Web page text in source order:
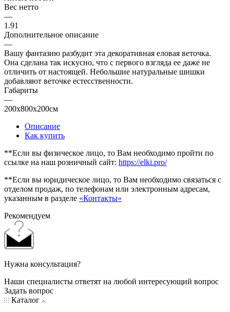
Вес нетто
—
1.91
Дополнительное описание
—
Вашу фантазию разбудит эта декоративная еловая веточка.
Она сделана так искусно, что с первого взгляда ее даже не
отличить от настоящей. Небольшие натуральные шишки
добавляют веточке естесственности.
Габариты
—
200x800x200см
Описание
Как купить
**Если вы физическое лицо, то Вам необходимо пройти по
ссылке на наш розничный сайт: https://elki.pro/
**Если вы юридическое лицо, то Вам необходимо связаться с
отделом продаж, по телефонам или электронным адресам,
указанным в разделе «Контакты»
Рекомендуем
Нужна консультация?
Наши специалисты ответят на любой интересующий вопрос
Задать вопрос
Каталог